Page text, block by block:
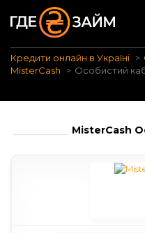
Кредити онлайн в Україні
MisterCash
Особистий
MisterCash